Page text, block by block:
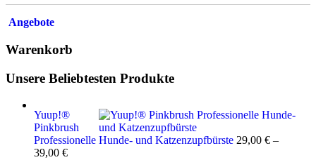
Angebote
Warenkorb
Unsere Beliebtesten Produkte
Yuup!®
Pinkbrush
Professionelle Hunde- und Katzenzupfbürste 29,00 € –
39,00 €